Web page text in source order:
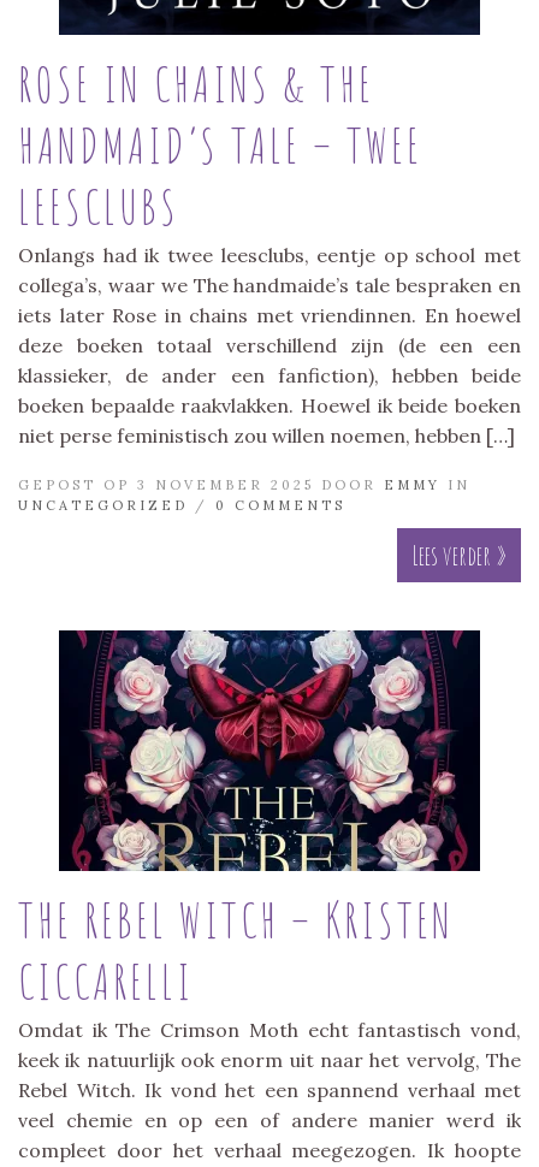
ROSE IN CHAINS & THE
HANDMAID’S TALE – TWEE
LEESCLUBS
Onlangs had ik twee leesclubs, eentje op school met
collega’s, waar we The handmaide’s tale bespraken en
iets later Rose in chains met vriendinnen. En hoewel
deze boeken totaal verschillend zijn (de een een
klassieker, de ander een fanfiction), hebben beide
boeken bepaalde raakvlakken. Hoewel ik beide boeken
niet perse feministisch zou willen noemen, hebben […]
GEPOST OP 3 NOVEMBER 2025 DOOR EMMY
IN
UNCATEGORIZED
/ 0 COMMENTS
Lees verder »
THE REBEL WITCH – KRISTEN
CICCARELLI
Omdat ik The Crimson Moth echt fantastisch vond,
keek ik natuurlijk ook enorm uit naar het vervolg, The
Rebel Witch. Ik vond het een spannend verhaal met
veel chemie en op een of andere manier werd ik
compleet door het verhaal meegezogen. Ik hoopte